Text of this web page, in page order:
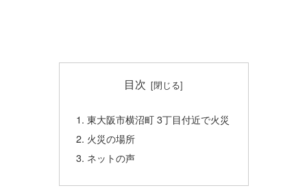
目次
東大阪市横沼町 3丁目付近で火災
火災の場所
ネットの声